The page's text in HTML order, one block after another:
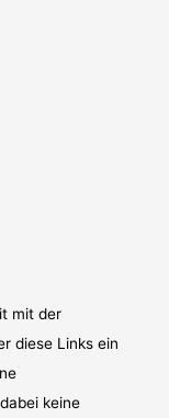
mit der
diese Links ein
keine